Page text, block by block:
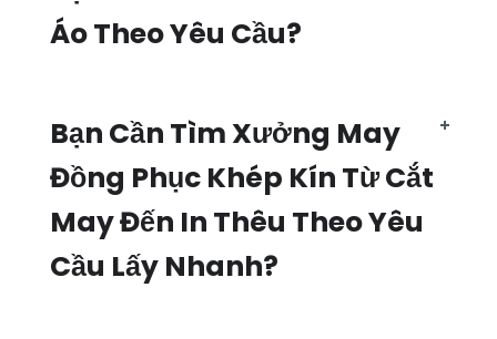
Áo Theo Yêu Cầu?
Bạn Cần Tìm Xưởng May
Đồng Phục Khép Kín Từ Cắt
May Đến In Thêu Theo Yêu
Cầu Lấy Nhanh?